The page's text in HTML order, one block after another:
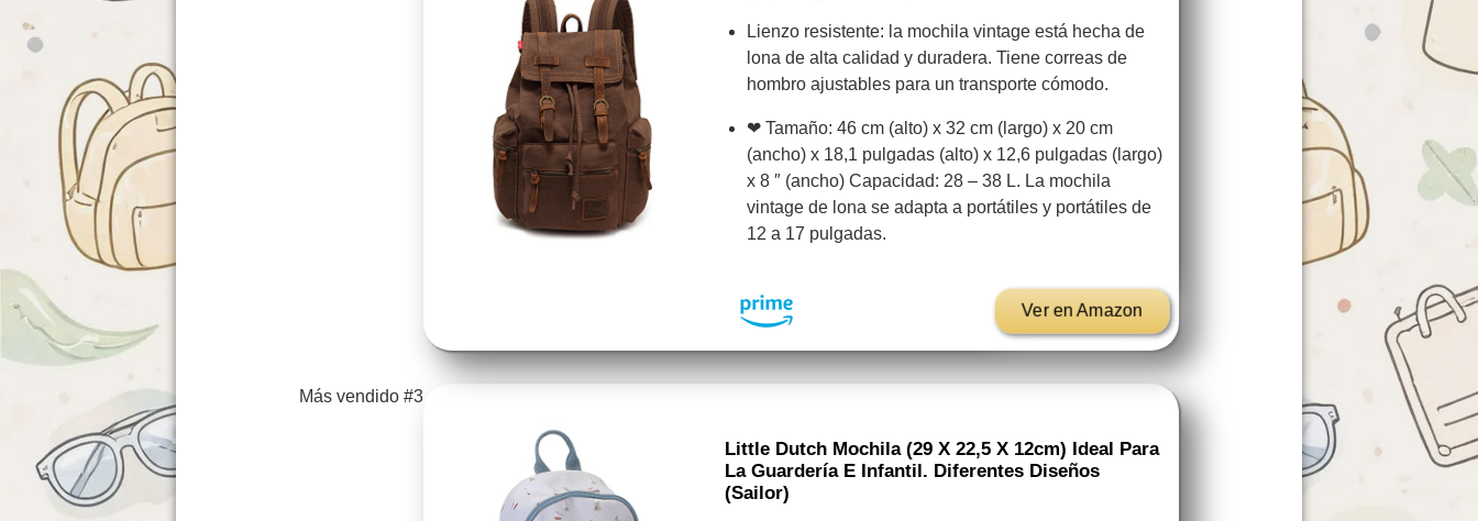
Lienzo resistente: la mochila vintage está hecha de
lona de alta calidad y duradera. Tiene correas de
hombro ajustables para un transporte cómodo.
❤ Tamaño: 46 cm (alto) x 32 cm (largo) x 20 cm
(ancho) x 18,1 pulgadas (alto) x 12,6 pulgadas (largo)
x 8 ″ (ancho) Capacidad: 28 – 38 L. La mochila
vintage de lona se adapta a portátiles y portátiles de
12 a 17 pulgadas.
Ver en Amazon
Más vendido #3
Little Dutch Mochila (29 X 22,5 X 12cm) Ideal Para
La Guardería E Infantil. Diferentes Diseños
(Sailor)